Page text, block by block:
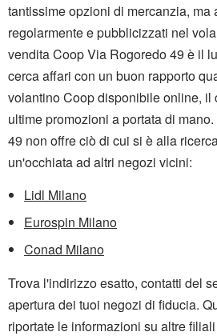
tantissime opzioni di mercanzia, ma
regolarmente e pubblicizzati nel
vendita Coop Via Rogoredo 49 è il
cerca affari con un buon rapporto
volantino Coop disponibile online, il
ultime promozioni a portata di
49 non offre ciò di cui si è alla
un'occhiata ad altri negozi vicini:
Lidl Milano
Eurospin Milano
Conad Milano
Trova l'indirizzo esatto, contatti del
apertura dei tuoi negozi di fiducia.
riportate le informazioni su altre